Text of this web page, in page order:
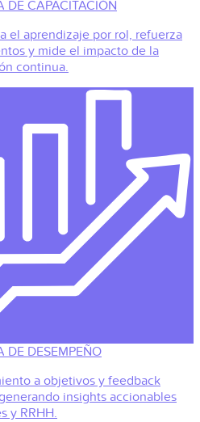
DE CAPACITACIÓN
el aprendizaje por rol, refuerza
y mide el impacto de la
continua.
DE DESEMPEÑO
a objetivos y feedback
insights accionables
y RRHH.